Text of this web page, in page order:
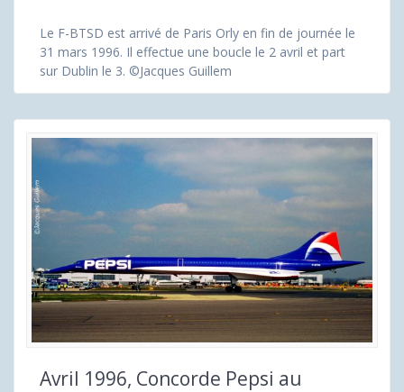
Le F-BTSD est arrivé de Paris Orly en fin de journée le
31 mars 1996. Il effectue une boucle le 2 avril et part
sur Dublin le 3. ©Jacques Guillem
Avril 1996, Concorde Pepsi au